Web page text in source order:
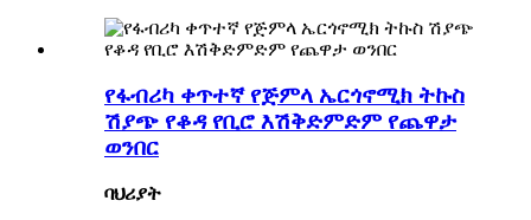
የፋብሪካ ቀጥተኛ የጅምላ ኤርጎኖሚክ ትኩስ
ሽያጭ የቆዳ የቢሮ እሽቅድምድም የጨዋታ
ወንበር
ባህሪያት